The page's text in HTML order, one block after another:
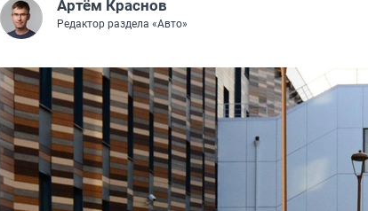
Артём Краснов
Редактор раздела «Авто»